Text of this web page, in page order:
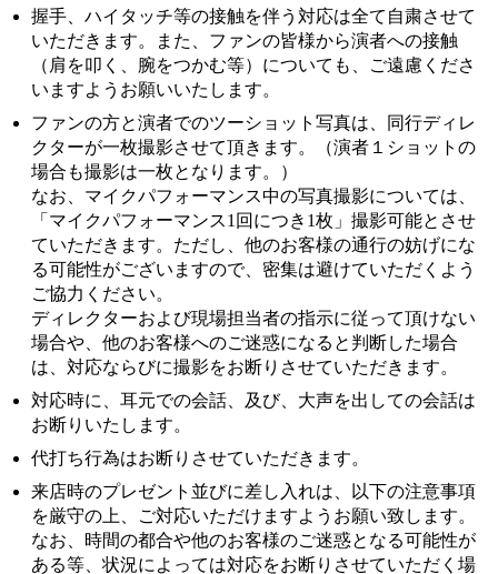
握手、ハイタッチ等の接触を伴う対応は全て自粛させて
いただきます。また、ファンの皆様から演者への接触
（肩を叩く、腕をつかむ等）についても、ご遠慮くださ
いますようお願いいたします。
ファンの方と演者でのツーショット写真は、同行ディレ
クターが一枚撮影させて頂きます。（演者１ショットの
場合も撮影は一枚となります。）
なお、マイクパフォーマンス中の写真撮影については、
「マイクパフォーマンス1回につき1枚」撮影可能とさせ
ていただきます。ただし、他のお客様の通行の妨げにな
る可能性がございますので、密集は避けていただくよう
ご協力ください。
ディレクターおよび現場担当者の指示に従って頂けない
場合や、他のお客様へのご迷惑になると判断した場合
は、対応ならびに撮影をお断りさせていただきます。
対応時に、耳元での会話、及び、大声を出しての会話は
お断りいたします。
代打ち行為はお断りさせていただきます。
来店時のプレゼント並びに差し入れは、以下の注意事項
を厳守の上、ご対応いただけますようお願い致します。
なお、時間の都合や他のお客様のご迷惑となる可能性が
ある等、状況によっては対応をお断りさせていただく場